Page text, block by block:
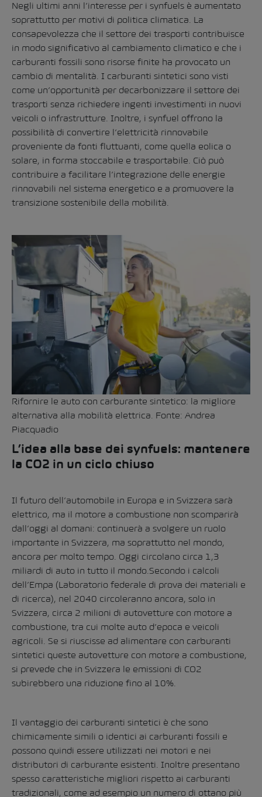
Negli ultimi anni l’interesse per i synfuels è aumentato
soprattutto per motivi di politica climatica. La
consapevolezza che il settore dei trasporti contribuisce
in modo significativo al cambiamento climatico e che i
carburanti fossili sono risorse finite ha provocato un
cambio di mentalità. I carburanti sintetici sono visti
come un’opportunità per decarbonizzare il settore dei
trasporti senza richiedere ingenti investimenti in nuovi
veicoli o infrastrutture. Inoltre, i synfuel offrono la
possibilità di convertire l’elettricità rinnovabile
proveniente da fonti fluttuanti, come quella eolica o
solare, in forma stoccabile e trasportabile. Ciò può
contribuire a facilitare l’integrazione delle energie
rinnovabili nel sistema energetico e a promuovere la
transizione sostenibile della mobilità.
Rifornire le auto con carburante sintetico: la migliore
alternativa alla mobilità elettrica. Fonte: Andrea
Piacquadio
L’idea alla base dei synfuels: mantenere
la CO2 in un ciclo chiuso
Il futuro dell’automobile in Europa e in Svizzera sarà
elettrico, ma il motore a combustione non scomparirà
dall’oggi al domani: continuerà a svolgere un ruolo
importante in Svizzera, ma soprattutto nel mondo,
ancora per molto tempo. Oggi circolano circa 1,3
miliardi di auto in tutto il mondo.Secondo i calcoli
dell’Empa (Laboratorio federale di prova dei materiali e
di ricerca), nel 2040 circoleranno ancora, solo in
Svizzera, circa 2 milioni di autovetture con motore a
combustione, tra cui molte auto d’epoca e veicoli
agricoli. Se si riuscisse ad alimentare con carburanti
sintetici queste autovetture con motore a combustione,
si prevede che in Svizzera le emissioni di CO2
subirebbero una riduzione fino al 10%.
Il vantaggio dei carburanti sintetici è che sono
chimicamente simili o identici ai carburanti fossili e
possono quindi essere utilizzati nei motori e nei
distributori di carburante esistenti. Inoltre presentano
spesso caratteristiche migliori rispetto ai carburanti
tradizionali, come ad esempio un numero di ottano più